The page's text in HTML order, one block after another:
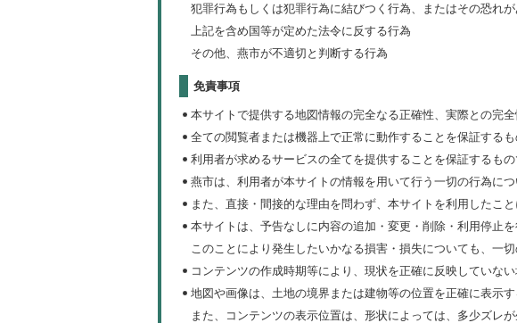
犯罪行為もしくは犯罪行為に結びつく行為、またはその恐れ
上記を含め国等が定めた法令に反する行為
その他、燕市が不適切と判断する行為
免責事項
本サイトで提供する地図情報の完全なる正確性、実際との完
全ての閲覧者または機器上で正常に動作することを保証するも
利用者が求めるサービスの全てを提供することを保証するもの
燕市は、利用者が本サイトの情報を用いて行う一切の行為に
また、直接・間接的な理由を問わず、本サイトを利用したこ
本サイトは、予告なしに内容の追加・変更・削除・利用停止を
このことにより発生したいかなる損害・損失についても、一切
コンテンツの作成時期等により、現状を正確に反映していない
地図や画像は、土地の境界または建物等の位置を正確に表示す
また、コンテンツの表示位置は、形状によっては、多少ズレが